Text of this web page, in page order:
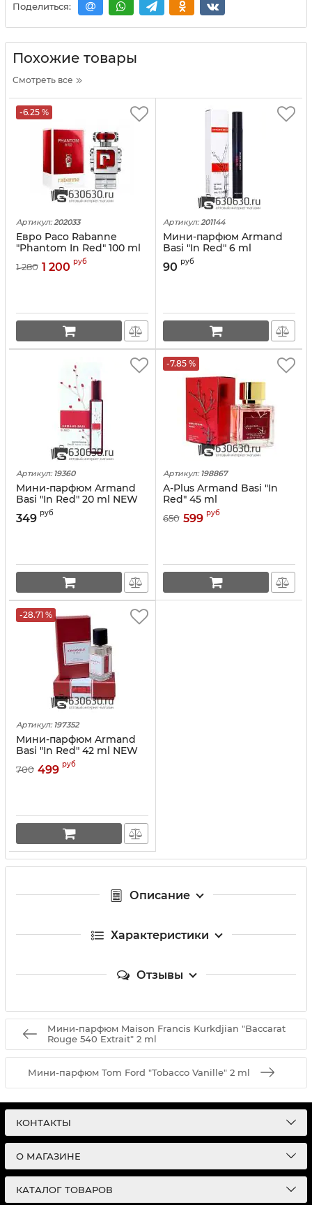
Поделиться:
Похожие товары
Смотреть все
-6.25 %
Артикул: 202033
Евро Paco Rabanne
"Phantom In Red" 100 ml
1 280 1 200 руб
Артикул: 201144
Мини-парфюм Armand
Basi "In Red" 6 ml
90 руб
Артикул: 19360
Мини-парфюм Armand
Basi "In Red" 20 ml NEW
349 руб
-7.85 %
Артикул: 198867
A-Plus Armand Basi "In
Red" 45 ml
650 599 руб
-28.71 %
Артикул: 197352
Мини-парфюм Armand
Basi "In Red" 42 ml NEW
700 499 руб
Описание
Характеристики
Отзывы
Мини-парфюм Maison Francis Kurkdjian "Baccarat
Rouge 540 Extrait" 2 ml
Мини-парфюм Tom Ford "Tobacco Vanille" 2 ml
КОНТАКТЫ
О МАГАЗИНЕ
КАТАЛОГ ТОВАРОВ